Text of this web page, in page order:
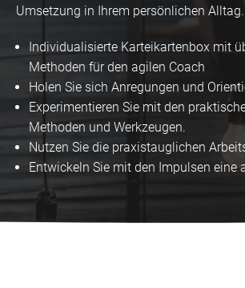
Umsetzung in Ihrem persönlichen Alltag.
Individualisierte Karteikartenbox mit
Methoden für den agilen Coach
Holen Sie sich Anregungen und
Experimentieren Sie mit den
Methoden und Werkzeugen.
Nutzen Sie die praxistauglichen
Entwickeln Sie mit den Impulsen eine